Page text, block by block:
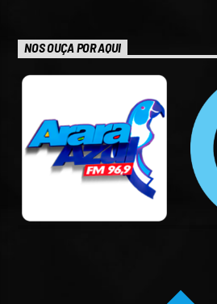
NOS OUÇA POR AQUI